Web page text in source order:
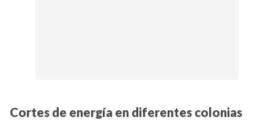
Cortes de energía en diferentes colonias